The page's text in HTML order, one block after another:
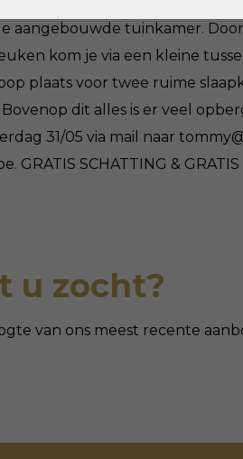
aangebouwde tuinkamer.
kom je via een kleine
plaats voor twee ruime
dit alles is er veel
31/05 via mail naar
SCHATTING & GRATIS
u zocht?
van ons meest recente